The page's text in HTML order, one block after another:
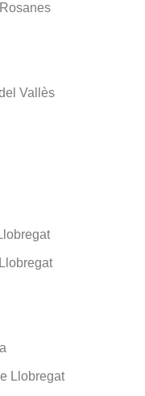
Vallès
Llobregat